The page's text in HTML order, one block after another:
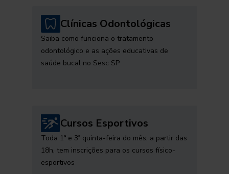
Clínicas Odontológicas
Saiba como funciona o tratamento
odontológico e as ações educativas de
saúde bucal no Sesc SP
Cursos Esportivos
Toda 1ª e 3ª quinta-feira do mês, a partir das
18h, tem inscrições para os cursos físico-
esportivos